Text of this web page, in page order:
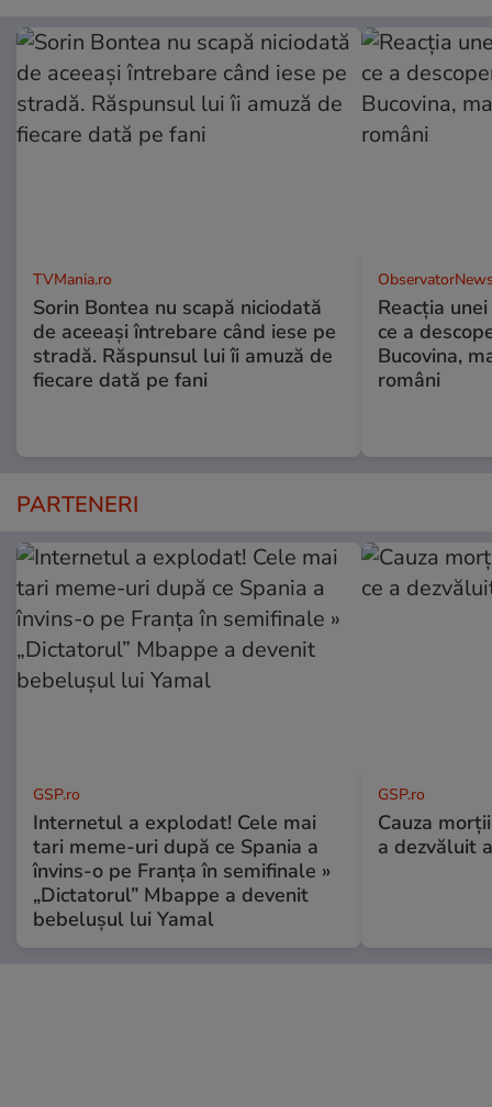
TVMania.ro
Sorin Bontea nu scapă niciodată
de aceeași întrebare când iese pe
stradă. Răspunsul lui îi amuză de
fiecare dată pe fani
Reacția
ce a
Bucovina,
români
PARTENERI
GSP.ro
Internetul a explodat! Cele mai
tari meme-uri după ce Spania a
învins-o pe Franța în semifinale »
„Dictatorul” Mbappe a devenit
bebelușul lui Yamal
GSP.ro
Cauza
a dezvăluit